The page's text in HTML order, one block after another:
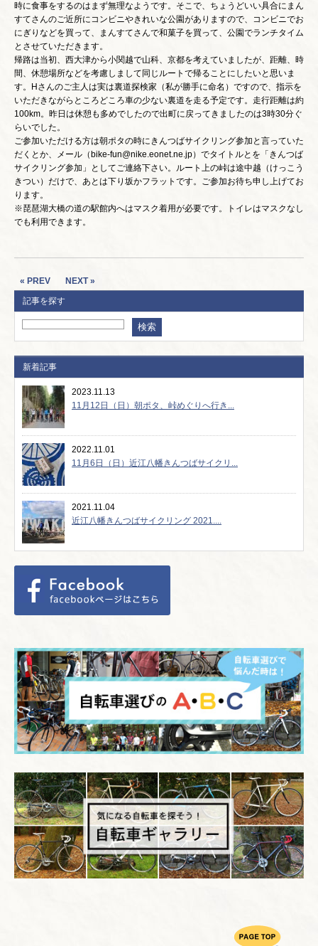
時に食事をするのはまず無理なようです。そこで、ちょうどいい具合にまん
すてさんのご近所にコンビニやきれいな公園がありますので、コンビニでお
にぎりなどを買って、まんすてさんで和菓子を買って、公園でランチタイム
とさせていただきます。
帰路は当初、西大津から小関越で山科、京都を考えていましたが、距離、時
間、休憩場所などを考慮しまして同じルートで帰ることにしたいと思いま
す。Hさんのご主人は実は裏道探検家（私が勝手に命名）ですので、指示を
いただきながらところどころ車の少ない裏道を走る予定です。走行距離は約
100km。昨日は休憩も多めでしたので出町に戻ってきましたのは3時30分ぐ
らいでした。
ご参加いただける方は朝ポタの時にきんつばサイクリング参加と言っていた
だくとか、メール（bike-fun@nike.eonet.ne.jp）でタイトルとを「きんつば
サイクリング参加」としてご連絡下さい。ルート上の峠は途中越（けっこう
きつい）だけで、あとは下り坂かフラットです。ご参加お待ち申し上げてお
ります。
※琵琶湖大橋の道の駅館内へはマスク着用が必要です。トイレはマスクなし
でも利用できます。
« PREV
NEXT »
記事を探す
新着記事
2023.11.13
11月12日（日）朝ポタ、峠めぐりへ行き...
2022.11.01
11月6日（日）近江八幡きんつばサイクリ...
2021.11.04
近江八幡きんつばサイクリング 2021....